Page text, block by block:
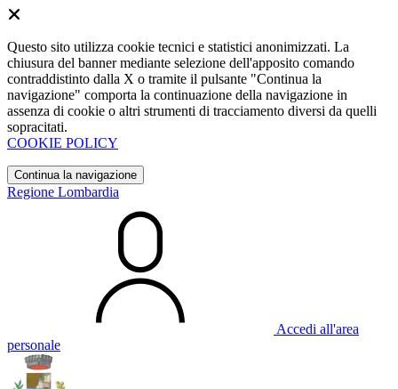
Questo sito utilizza cookie tecnici e statistici anonimizzati. La
chiusura del banner mediante selezione dell'apposito comando
contraddistinto dalla X o tramite il pulsante "Continua la
navigazione" comporta la continuazione della navigazione in
assenza di cookie o altri strumenti di tracciamento diversi da quelli
sopracitati.
COOKIE POLICY
Continua la navigazione
Regione Lombardia
Accedi all'area
personale